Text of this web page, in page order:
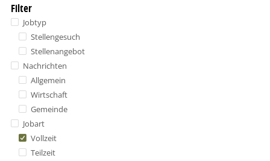
Filter
Jobtyp
Stellengesuch
Stellenangebot
Nachrichten
Allgemein
Wirtschaft
Gemeinde
Jobart
Vollzeit
Teilzeit